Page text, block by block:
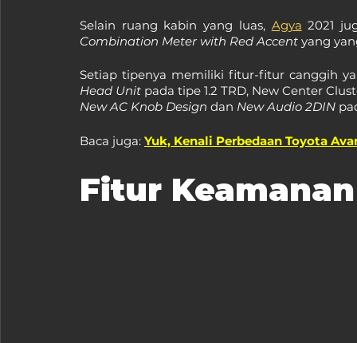
Selain ruang kabin yang luas, Agya 2021
Combination Meter with Red Accent yang
Setiap tipenya memiliki fitur-fitur canggih
Head Unit
New AC Knob Design dan New Audio 2DIN
Baca juga: Yuk, Kenali Perbedaan Toyota
Fitur